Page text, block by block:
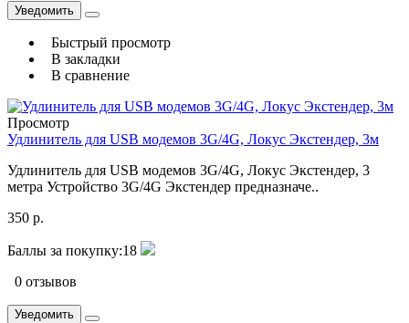
Уведомить
Быстрый просмотр
В закладки
В сравнение
Просмотр
Удлинитель для USB модемов 3G/4G, Локус Экстендер, 3м
Удлинитель для USB модемов 3G/4G, Локус Экстендер, 3
метра Устройство 3G/4G Экстендер предназначе..
350 р.
Баллы за покупку:18
0 отзывов
Уведомить